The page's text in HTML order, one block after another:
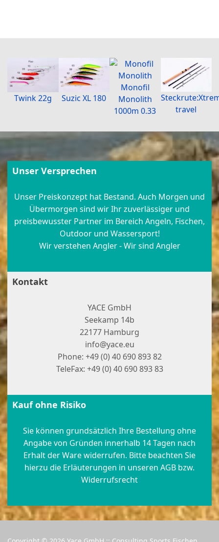
Twink 22g Suzic XL 180
Monofil
Monolith
1000m 0.33
travel
Unser Versprechen
Unser Preiskonzept hat Bestand. Auch Morgen und
Übermorgen sind wir Ihr zuverlässiger und
preisbewusster Partner im Bereich Angeln, Fischen,
Outdoor und Wassersport!
Wir verstehen Angler - Wir sind Angler
Kontakt
YACE GmbH
Seekamp 14b
22177 Hamburg
info@yace.eu
Phone: +49 (0) 40 690 893 82
TeleFax: +49 (0) 40 690 893 83
Kauf ohne Risiko
Sie können grundsätzlich Ihre Bestellung ohne
Angabe von Gründen innerhalb 14 Tagen nach
Erhalt der Ware widerrufen. Bitte beachten Sie
hierzu die Erläuterungen in unseren AGB bzw.
Widerrufsrecht